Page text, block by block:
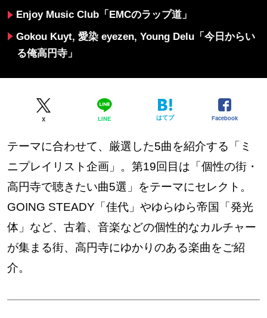
Enjoy Music Club「EMCのラップ道」
Gokou Kuyt, 愛染 eyezen, Young Delu「今日からい
る俺高円寺」
X LINE はてブ Facebook
テーマに合わせて、厳選した5曲を紹介する「ミ
ニプレイリスト企画」。第19回目は「個性の街・
高円寺で聴きたい曲5選」をテーマにセレクト。
GOING STEADY「佳代」やゆらゆら帝国「発光
体」など、古着、音楽などの個性的なカルチャー
が集まる街、高円寺にゆかりのある楽曲をご紹
介。